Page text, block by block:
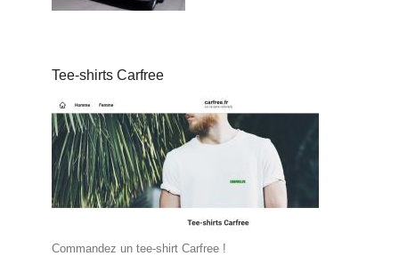
Tee-shirts Carfree
Commandez un tee-shirt Carfree !